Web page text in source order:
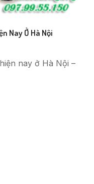
Nay Ở Hà Nội
nay ở Hà Nội –